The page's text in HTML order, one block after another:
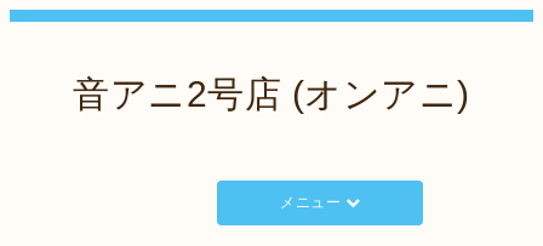
音アニ2号店 (オンアニ)
メニュー